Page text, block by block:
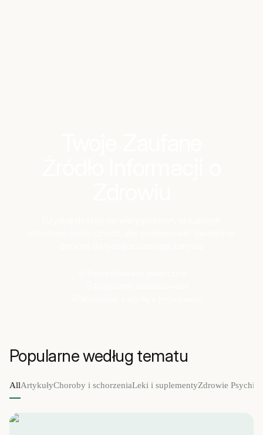
Popularne według tematu
AllArtykułyChoroby i schorzeniaLeki i suplementyZdrowie